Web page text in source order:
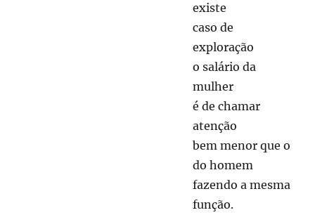
existe
caso de
exploração
o salário da
mulher
é de chamar
atenção
bem menor que o
do homem
fazendo a mesma
função.